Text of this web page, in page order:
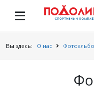
Вы здесь: О нас